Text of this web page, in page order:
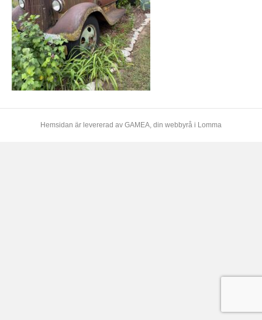
Hemsidan är levererad av GAMEA, din webbyrå i Lomma